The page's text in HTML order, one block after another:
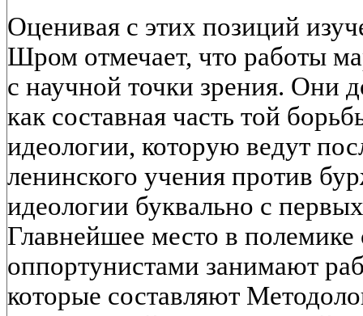
Оценивая с этих позиций
Шром отмечает, что работы
с научной точки зрения. Они
как составная часть той
идеологии, которую ведут
ленинского учения против
идеологии буквально с
Главнейшее место в
оппортунистами занимают
которые составляют